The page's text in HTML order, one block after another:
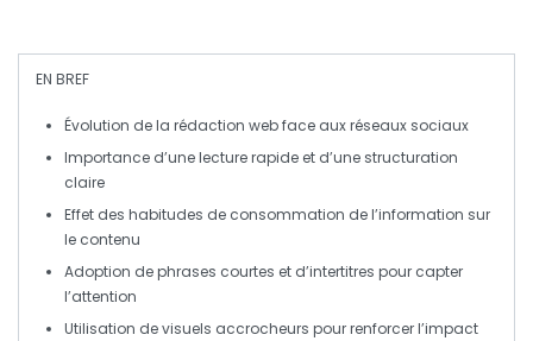
EN BREF
Évolution de la rédaction web face auxréseaux sociaux
Importance d’unelecture rapide et d’une structuration
claire
Effet des habitudes de consommation de l’information sur
le contenu
Adoption dephrases courtes et d’intertitres pour capter
l’attention
Utilisation devisuels accrocheurs pour renforcer l’impact